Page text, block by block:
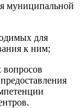
муниципальной
для
к ним;
вопросов